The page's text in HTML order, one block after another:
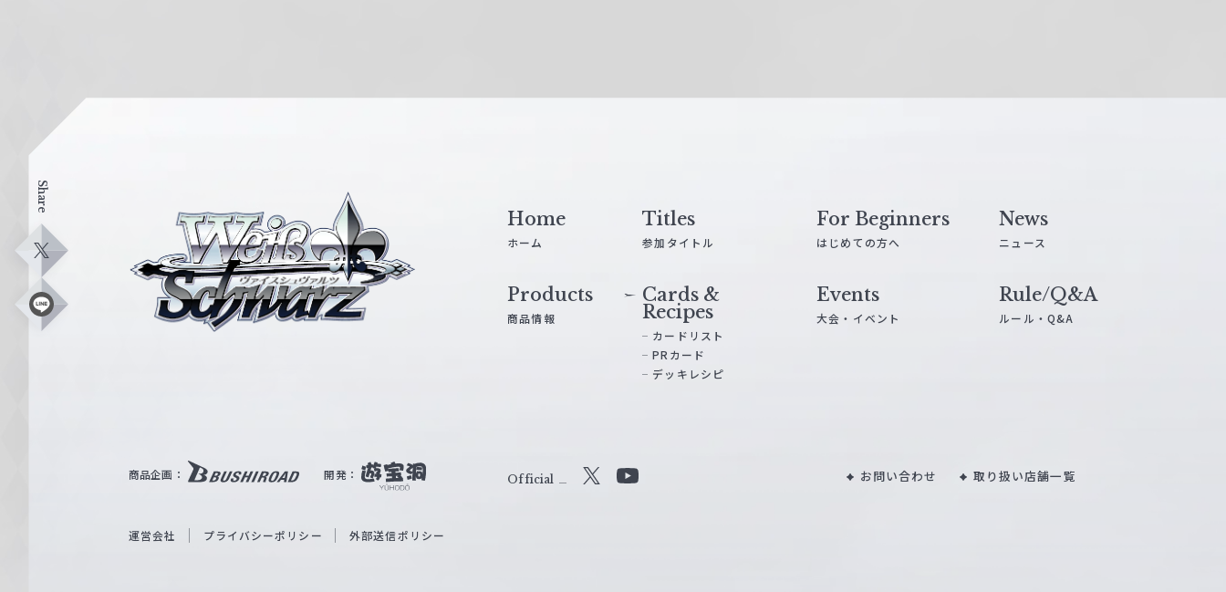
Share
X
L
ス
W
i
Home
ホーム
Titles
参加タイトル
For Beginners
はじめての方へ
News
ニュース
Products
商品情報
Cards &
Recipes
カードリスト
PRカード
デッキレシピ
Events
大会・イベント
Rule/Q&A
ルール・Q&A
商品企画： 開発： Official お問い合わせ 取り扱い店舗一覧
運営会社 プライバシーポリシー 外部送信ポリシー